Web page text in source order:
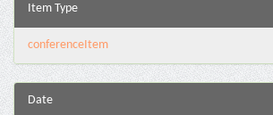
Item Type
conferenceItem
Date